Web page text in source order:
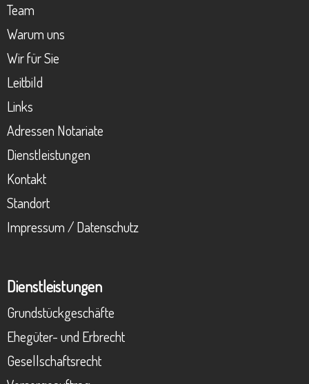
Team
Warum uns
Wir für Sie
Leitbild
Links
Adressen Notariate
Dienstleistungen
Kontakt
Standort
Impressum / Datenschutz
Dienstleistungen
Grundstückgeschäfte
Ehegüter- und Erbrecht
Gesellschaftsrecht